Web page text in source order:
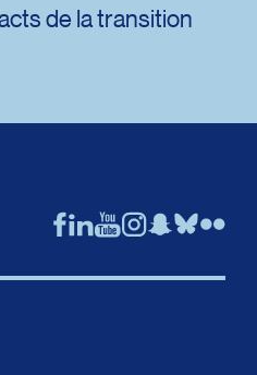
de la transition